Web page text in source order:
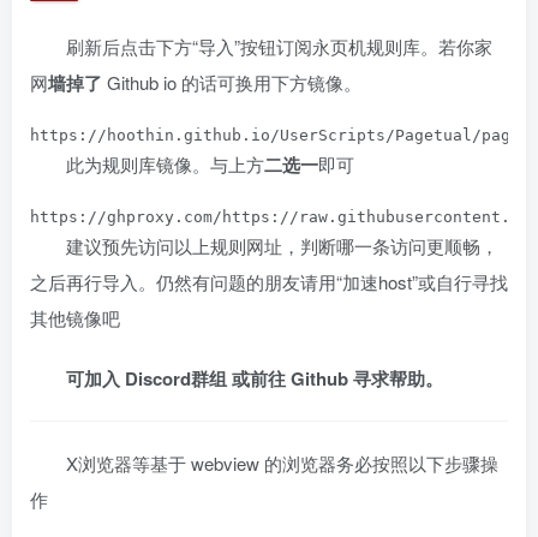
刷新后点击下方“导入”按钮订阅永页机规则库。若你家
网墙掉了 Github io 的话可换用下方镜像。
此为规则库镜像。与上方二选一即可
建议预先访问以上规则网址，判断哪一条访问更顺畅，
之后再行导入。仍然有问题的朋友请用“加速host”或自行寻找
其他镜像吧
可加入 Discord群组 或前往 Github 寻求帮助。
X浏览器等基于 webview 的浏览器务必按照以下步骤操
作